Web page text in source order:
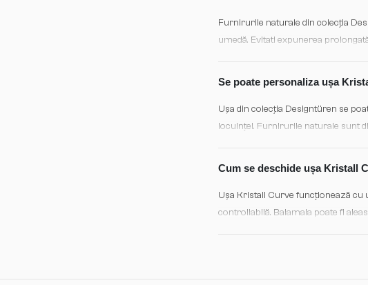
Furnirurile naturale din colecția
umedă. Evitati expunerea
Se poate personaliza ușa
Ușa din colecția Designtüren se
locuinței. Furnirurile naturale sunt
Cum se deschide ușa Kristall
Ușa Kristall Curve funcționează cu
controllabilă. Balamala poate fi